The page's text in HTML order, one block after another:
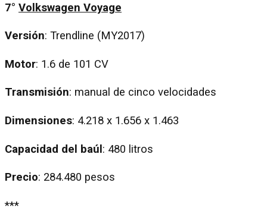
7° Volkswagen Voyage
Versión: Trendline (MY2017)
Motor: 1.6 de 101 CV
Transmisión: manual de cinco velocidades
Dimensiones: 4.218 x 1.656 x 1.463
Capacidad del baúl: 480 litros
Precio: 284.480 pesos
***